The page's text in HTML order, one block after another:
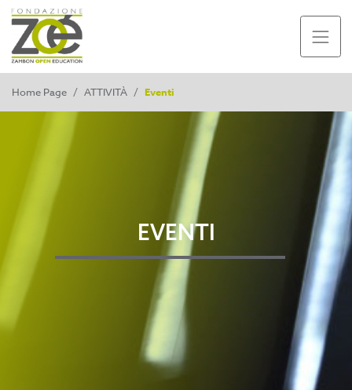
Home Page / ATTIVITÀ / Eventi
EVENTI